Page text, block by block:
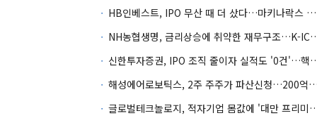
HB인베스트, IPO 무산 때 더 샀다…마키나락스 투자 2.7배 회수
NH농협생명, 금리상승에 취
신한투자증권, IPO 조직 줄
해성에어로보틱스, 2주 주주가 파산
글로벌테크놀로지, 적자기업 몸값